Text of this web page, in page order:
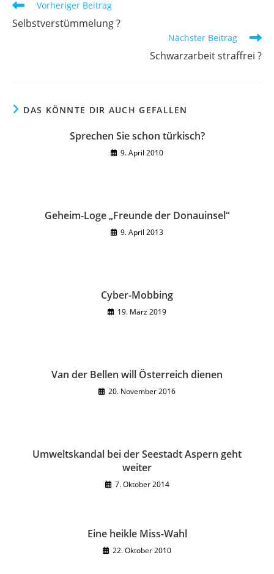
Weitere
Artikel
ansehen
Vorheriger Beitrag
Selbstverstümmelung ?
Nächster Beitrag
Schwarzarbeit straffrei ?
DAS KÖNNTE DIR AUCH GEFALLEN
Sprechen Sie schon türkisch?
9. April 2010
Geheim-Loge „Freunde der Donauinsel“
9. April 2013
Cyber-Mobbing
19. März 2019
Van der Bellen will Österreich dienen
20. November 2016
Umweltskandal bei der Seestadt Aspern geht
weiter
7. Oktober 2014
Eine heikle Miss-Wahl
22. Oktober 2010